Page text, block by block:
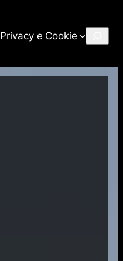
Privacy e Cookie